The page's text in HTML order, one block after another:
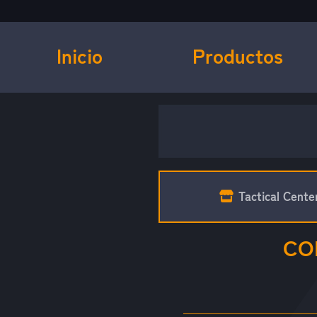
Inicio Productos
Tactical